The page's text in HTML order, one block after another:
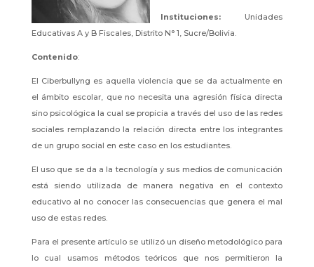
Instituciones: Unidades
Educativas A y B Fiscales, Distrito N° 1, Sucre/Bolivia.
Contenido:
El Ciberbullyng es aquella violencia que se da actualmente en
el ámbito escolar, que no necesita una agresión física directa
sino psicológica la cual se propicia a través del uso de las redes
sociales remplazando la relación directa entre los integrantes
de un grupo social en este caso en los estudiantes.
El uso que se da a la tecnología y sus medios de comunicación
está siendo utilizada de manera negativa en el contexto
educativo al no conocer las consecuencias que genera el mal
uso de estas redes.
Para el presente artículo se utilizó un diseño metodológico para
lo cual usamos métodos teóricos que nos permitieron la